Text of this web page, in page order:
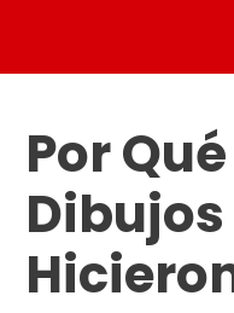
Por
Dibujos